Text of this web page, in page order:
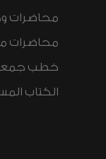
محاضرات
محاضرات
خطب
الكتاب